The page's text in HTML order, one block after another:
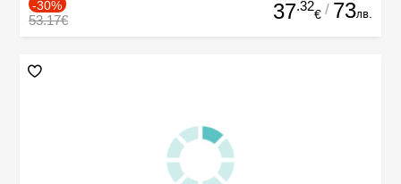
-30%
53.17€ 37.32
€ / 73лв.